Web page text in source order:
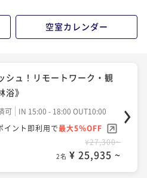
空室カレンダー
シュ！リモートワーク・観
》
可
IN 15:00 - 18:00 OUT10:00
イント即利用で最大5％OFF
¥27,300~
2名 ¥ 25,935 ~